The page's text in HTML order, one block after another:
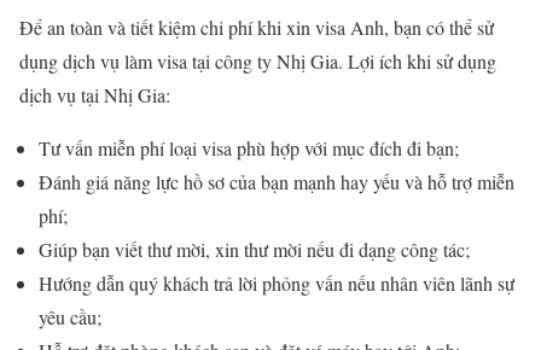
Để an toàn và tiết kiệm chi phí khi xin visa Anh, bạn có thể sử
dụng dịch vụ làm visa tại công ty Nhị Gia. Lợi ích khi sử dụng
dịch vụ tại Nhị Gia:
Tư vấn miễn phí loại visa phù hợp với mục đích đi bạn;
Đánh giá năng lực hồ sơ của bạn mạnh hay yếu và hỗ trợ miễn
phí;
Giúp bạn viết thư mời, xin thư mời nếu đi dạng công tác;
Hướng dẫn quý khách trả lời phỏng vấn nếu nhân viên lãnh sự
yêu cầu;